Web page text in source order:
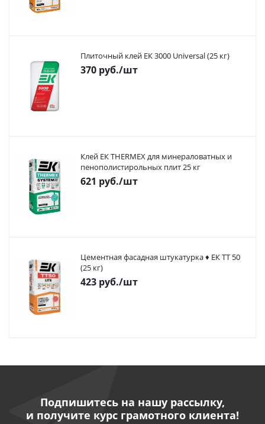
Плиточный клей ЕК 3000 Universal (25 кг)
370 руб./шт
Клей ЕК THERMEX для минераловатных и
пенополистирольных плит 25 кг
621 руб./шт
Цементная фасадная штукатурка ♦ ЕК ТТ 50
(25 кг)
423 руб./шт
Подпишитесь на нашу рассылку,
и получите курс грамотного клиента!